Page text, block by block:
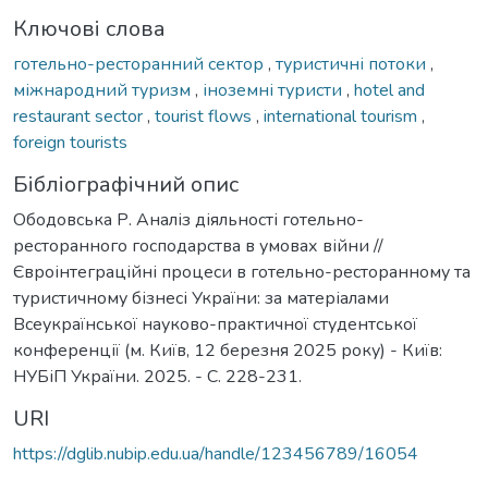
Ключові слова
готельно-ресторанний сектор , туристичні потоки ,
міжнародний туризм , іноземні туристи , hotel and
restaurant sector, tourist flows , international tourism ,
foreign tourists
Бібліографічний опис
Ободовська Р. Аналіз діяльності готельно-
ресторанного господарства в умовах війни //
Євроінтеграційні процеси в готельно-ресторанному та
туристичному бізнесі України: за матеріалами
Всеукраїнської науково-практичної студентської
конференції (м. Київ, 12 березня 2025 року) - Київ:
НУБіП України. 2025. - С. 228-231.
URI
https://dglib.nubip.edu.ua/handle/123456789/16054